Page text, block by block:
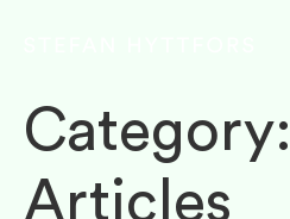
Category:
Articles